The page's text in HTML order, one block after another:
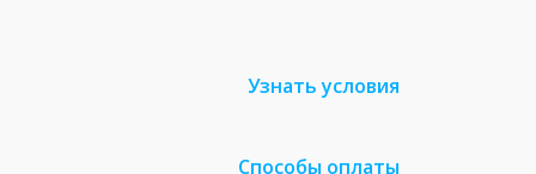
Узнать условия
Способы оплаты